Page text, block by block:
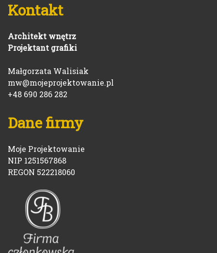
Kontakt
Architekt wnętrz
Projektant grafiki
Małgorzata Walisiak
mw@mojeprojektowanie.pl
+48 690 286 282
Dane firmy
Moje Projektowanie
NIP 1251567868
REGON 522218060